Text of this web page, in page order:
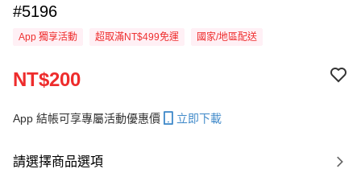
#5196
App 獨享活動 超取滿NT$499免運 國家/地區配送
NT$200
App 結帳可享專屬活動優惠價 立即下載
請選擇商品選項